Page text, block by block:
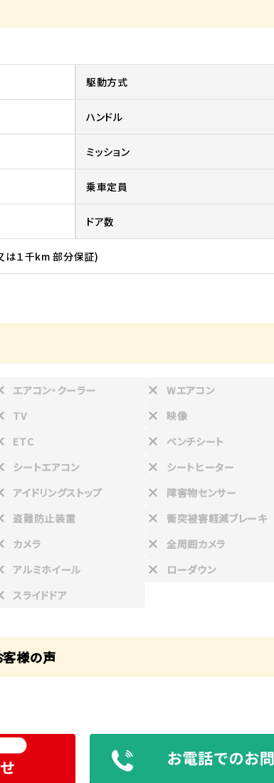
駆動方式
ハンドル
ミッション
乗車定員
ドア数
は１千km 部分保証)
エアコン・クーラー Wエアコン
TV 映像
ETC ベンチシート
シートエアコン シートヒーター
アイドリングストップ 障害物センサー
盗難防止装置 衝突被害軽減ブレーキ
カメラ 全周囲カメラ
アルミホイール ローダウン
スライドドア
客様の声